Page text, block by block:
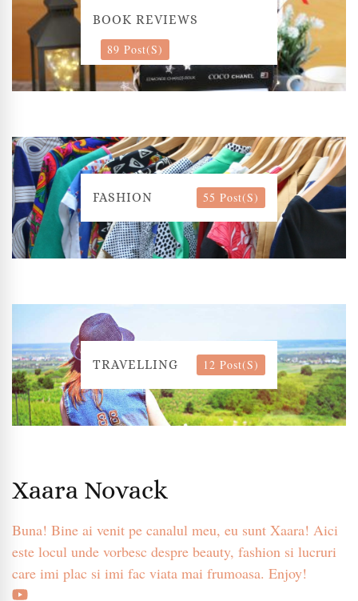
BOOK REVIEWS
89 Post(s)
FASHION 55 Post(s)
TRAVELLING 12 Post(s)
Xaara Novack
Buna! Bine ai venit pe canalul meu, eu sunt Xaara! Aici
este locul unde vorbesc despre beauty, fashion si lucruri
care imi plac si imi fac viata mai frumoasa. Enjoy!